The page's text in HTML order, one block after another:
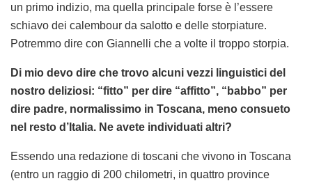
un primo indizio, ma quella principale forse è l’essere
schiavo dei calembour da salotto e delle storpiature.
Potremmo dire con Giannelli che a volte il troppo storpia.
Di mio devo dire che trovo alcuni vezzi linguistici del
nostro deliziosi: “fitto” per dire “affitto”, “babbo” per
dire padre, normalissimo in Toscana, meno consueto
nel resto d’Italia. Ne avete individuati altri?
Essendo una redazione di toscani che vivono in Toscana
(entro un raggio di 200 chilometri, in quattro province